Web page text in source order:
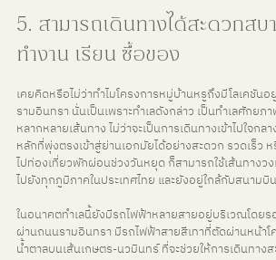
5. สามารถเดินทางได้สะดวกสบ
ทำงาน เรียน ซื้อของ
เคยคิดหรือไม่ว่าทำไมโครงการหมู่บ้านหรูถึงมีโลเคชัน
รามอินทรา นั่นเป็นเพราะทำเลดังกล่าว เป็นทำเลศักยภ
หลากหลายเส้นทาง ไม่ว่าจะเป็นการเดินทางเข้าไปใจก
หลักที่พุ่งตรงเข้าสู่ย่านเอกมัยได้อย่างสะดวก รวดเร็ว
ไปท่องเที่ยวพักผ่อนช่วงวันหยุด ก็สามารถใช้เส้นทางว
ไปยังทุกภูมิภาคในประเทศไทย และยังอยู่ใกล้กับสนา
ในอนาคตทำเลนี้ยังมีรถไฟฟ้าหลายสายอยู่บริเวณโดย
ผ่านถนนรามอินทรา มีรถไฟฟ้าสายสีเทาที่ตัดผ่านหน้าโ
น้ำตาลบนเส้นเกษตร-นวมินทร์ ที่จะช่วยให้การเดินทาง